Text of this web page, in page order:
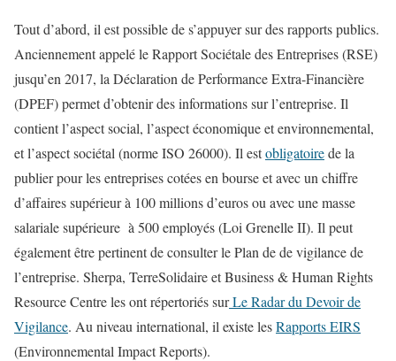
Tout d’abord, il est possible de s’appuyer sur des rapports publics.
Anciennement appelé le Rapport Sociétale des Entreprises (RSE)
jusqu’en 2017, la Déclaration de Performance Extra-Financière
(DPEF) permet d’obtenir des informations sur l’entreprise. Il
contient l’aspect social, l’aspect économique et environnemental,
et l’aspect sociétal (norme ISO 26000). Il estobligatoirede la
publier pour les entreprises cotées en bourse et avec un chiffre
d’affaires supérieur à 100 millions d’euros ou avec une masse
salariale supérieure à 500 employés (Loi Grenelle II). Il peut
également être pertinent de consulter lePlan de de vigilance de
l’entreprise. Sherpa, TerreSolidaire et Business & Human Rights
Resource Centre les ont répertoriés surLe Radar du Devoir de
Vigilance. Au niveau international, il existe lesRapports EIRS
(Environnemental Impact Reports).